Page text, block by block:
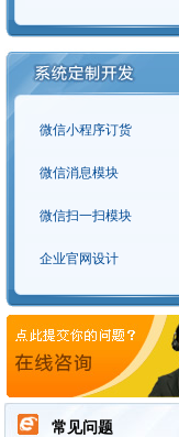
微信小程序订货
微信消息模块
微信扫一扫模块
企业官网设计
常见问题